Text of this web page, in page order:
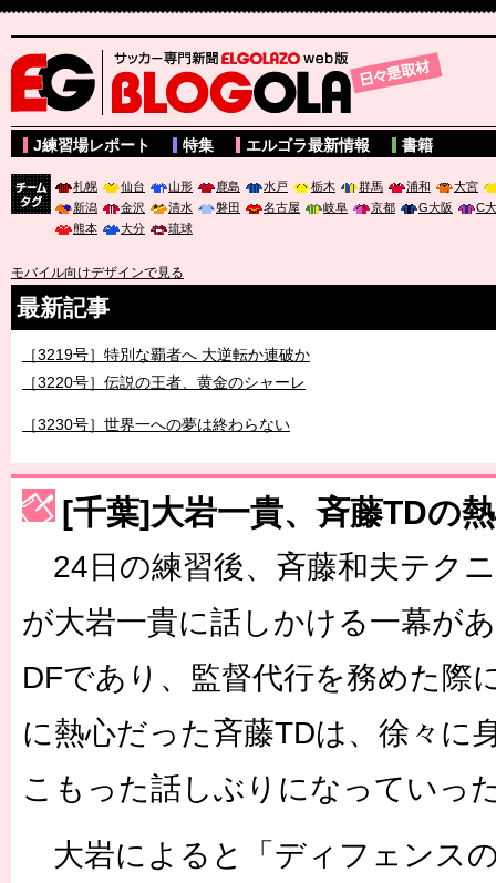
サッカー専門新聞ELGOLAZO web版 BLOGOLA
J練習場レポート 特集 エルゴラ最新情報 書籍
札幌 仙台 山形 鹿島 水戸 栃木 群馬 浦和
大宮
新潟
金沢 清水 磐田 名古屋 岐阜 京都 G大阪
C
熊本
大分 琉球
モバイル向けデザインで見る
最新記事
［3219号］特別な覇者へ 大逆転か連破か
［3220号］伝説の王者、黄金のシャーレ
［3230号］世界一への夢は終わらない
［3223号］一丸。日本出陣
［3222号］史上最大のW杯開幕 注目は「個」
[千葉]大岩一貴、斉藤TDの
24日の練習後、斉藤和夫テク
が大岩一貴に話しかける一幕が
DFであり、監督代行を務めた際
に熱心だった斉藤TDは、徐々に
こもった話しぶりになっていっ
大岩によると「ディフェンス